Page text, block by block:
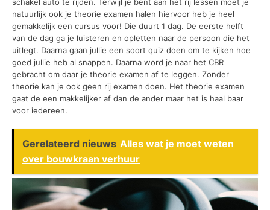
natuurlijk ook je theorie examen halen hiervoor heb je heel
gemakkelijk een cursus voor! Die duurt 1 dag. De eerste helft
van de dag ga je luisteren en opletten naar de persoon die het
uitlegt. Daarna gaan jullie een soort quiz doen om te kijken hoe
goed jullie heb al snappen. Daarna word je naar het CBR
gebracht om daar je theorie examen af te leggen. Zonder
theorie kan je ook geen rij examen doen. Het theorie examen
gaat de een makkelijker af dan de ander maar het is haal baar
voor iedereen.
Gerelateerd nieuws Alles wat je moet weten
over bouwkraan verhuur